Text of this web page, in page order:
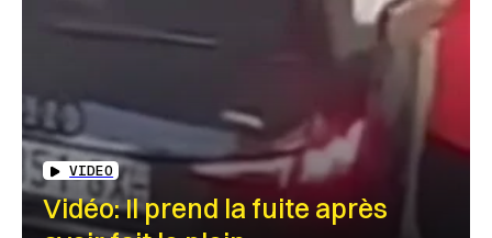
VIDEO
Vidéo: Il prend la fuite après